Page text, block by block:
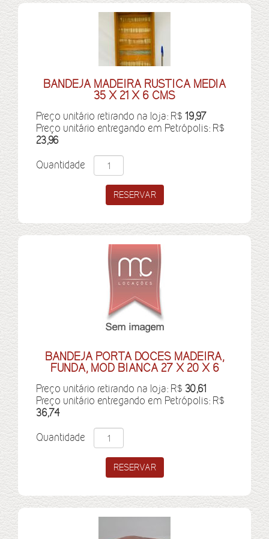
BANDEJA MADEIRA RUSTICA MEDIA
35 X 21 X 6 CMS
Preço unitário retirando na loja: R$ 19,97
Preço unitário entregando em Petrópolis: R$
23,96
Quantidade
BANDEJA PORTA DOCES MADEIRA,
FUNDA, MOD BIANCA 27 X 20 X 6
Preço unitário retirando na loja: R$ 30,61
Preço unitário entregando em Petrópolis: R$
36,74
Quantidade